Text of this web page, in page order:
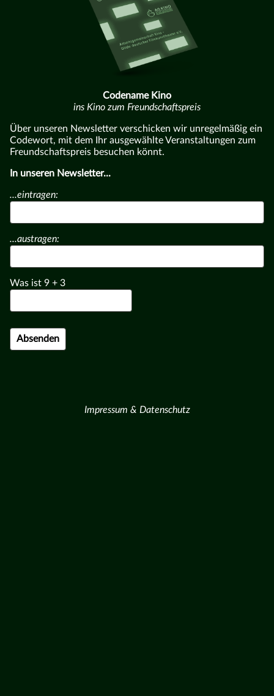
Codename Kino
ins Kino zum Freundschaftspreis
Über unseren Newsletter verschicken wir unregelmäßig ein
Codewort, mit dem Ihr ausgewählte Veranstaltungen zum
Freundschaftspreis besuchen könnt.
In unseren Newsletter...
...eintragen:
...austragen:
Was ist 9 + 3
Impressum & Datenschutz